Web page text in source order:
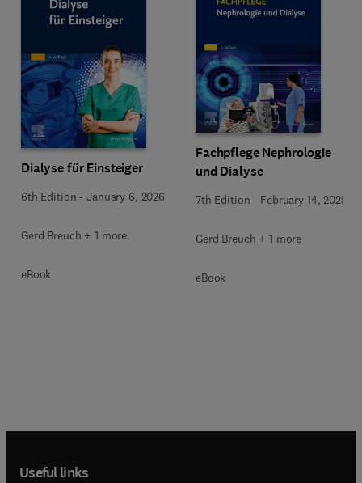
Dialyse für Einsteiger
6th Edition -January 6, 2026
Gerd Breuch + 1 more
eBook
Fachpflege Nephrologie
und Dialyse
7th Edition - February 14, 2025
Gerd Breuch + 1 more
eBook
Useful links